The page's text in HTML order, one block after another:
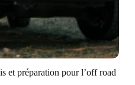
et préparation pour l’off road